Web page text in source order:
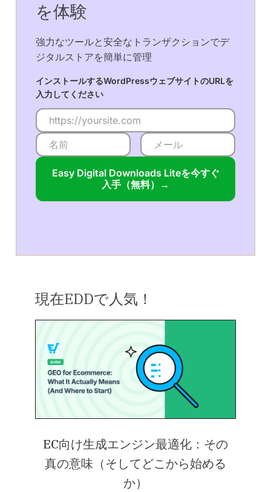
を体験
強力なツールと安全なトランザクションでデ
ジタルストアを簡単に管理
インストールするWordPressウェブサイトのURLを
入力してください
Easy Digital Downloads Liteを今すぐ
入手（無料）→
現在EDDで人気！
EC向け生成エンジン最適化：その
真の意味（そしてどこから始める
か）